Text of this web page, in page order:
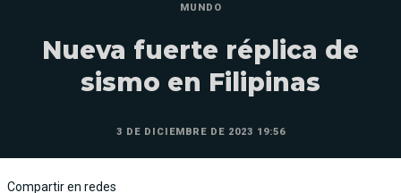
MUNDO
Nueva fuerte réplica de
sismo en Filipinas
3 DE DICIEMBRE DE 2023 19:56
Compartir en redes